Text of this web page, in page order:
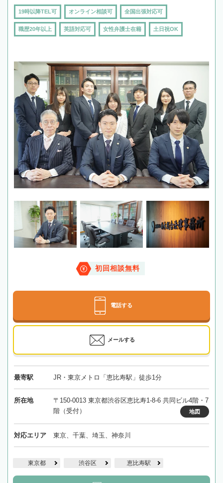
19時以降TEL可 オンライン相談可 全国出張対応可
職歴20年以上 英語対応可 女性弁護士在籍 土日祝OK
初回相談無料
電話する
メールする
最寄駅 JR・東京メトロ「恵比寿駅」徒歩1分
所在地
〒150-0013 東京都渋谷区恵比寿1-8-6 共同ビル4階・7
階（受付）
地図
対応エリア 東京、千葉、埼玉、神奈川
東京都 渋谷区 恵比寿駅